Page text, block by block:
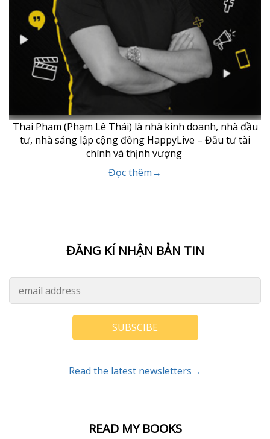
READ MY BOOKS
Thai Pham (Phạm Lê Thái) là nhà kinh doanh, nhà đầu
tư, nhà sáng lập cộng đồng HappyLive – Đầu tư tài
chính và thịnh vượng
Đọc thêm→
ĐĂNG KÍ NHẬN BẢN TIN
SUBSCIBE
Read the latest newsletters→